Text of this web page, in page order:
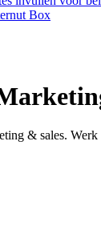
Box
& sales.